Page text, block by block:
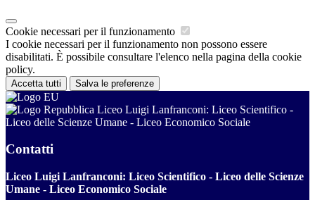
Cookie necessari per il funzionamento
I cookie necessari per il funzionamento non possono essere
disabilitati. È possibile consultare l'elenco nella pagina della cookie
policy.
Accetta tutti Salva le preferenze
Liceo Luigi Lanfranconi: Liceo Scientifico -
Liceo delle Scienze Umane - Liceo Economico Sociale
Contatti
Liceo Luigi Lanfranconi: Liceo Scientifico - Liceo delle Scienze
Umane - Liceo Economico Sociale